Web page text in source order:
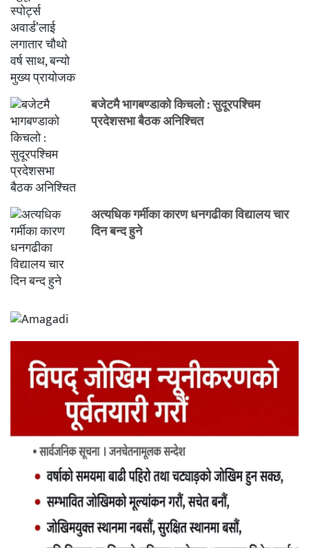
बजेटमै भागबण्डाको किचलो : सुदूरपश्चिम
प्रदेशसभा बैठक अनिश्चित
अत्यधिक गर्मीका कारण धनगढीका विद्यालय चार
दिन बन्द हुने